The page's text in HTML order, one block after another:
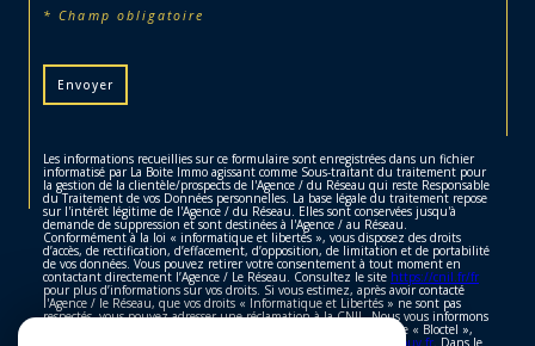
* Champ obligatoire
Envoyer
Les informations recueillies sur ce formulaire sont enregistrées dans un fichier
informatisé par La Boite Immo agissant comme Sous-traitant du traitement pour
la gestion de la clientèle/prospects de l'Agence / du Réseau qui reste Responsable
du Traitement de vos Données personnelles. La base légale du traitement repose
sur l'intérêt légitime de l'Agence / du Réseau. Elles sont conservées jusqu'à
demande de suppression et sont destinées à l'Agence / au Réseau.
Conformément à la loi « informatique et libertés », vous disposez des droits
d’accès, de rectification, d’effacement, d’opposition, de limitation et de portabilité
de vos données. Vous pouvez retirer votre consentement à tout moment en
contactant directement l’Agence / Le Réseau. Consultez le sitehttps://cnil.fr/fr
pour plus d’informations sur vos droits. Si vous estimez, après avoir contacté
l'Agence / le Réseau, que vos droits « Informatique et Libertés » ne sont pas
respectés, vous pouvez adresser une réclamation à la CNIL. Nous vous informons
de l’existence de la liste d'opposition au démarchage téléphonique « Bloctel »,
https://www.bloctel.gouv.fr. Dans le